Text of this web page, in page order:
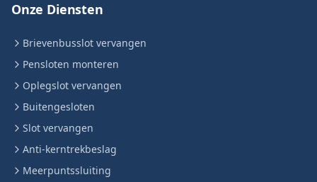
Onze Diensten
Brievenbusslot vervangen
Pensloten monteren
Oplegslot vervangen
Buitengesloten
Slot vervangen
Anti-kerntrekbeslag
Meerpuntssluiting